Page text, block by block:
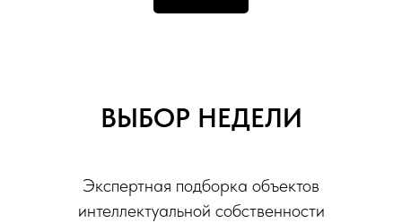
ВЫБОР НЕДЕЛИ
Экспертная подборка объектов
интеллектуальной собственности